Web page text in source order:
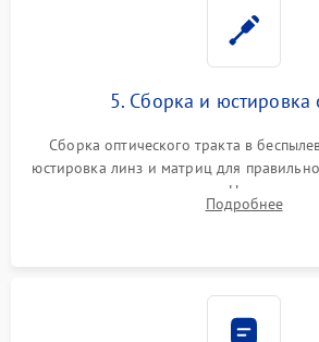
5. Сборка и юстировка
Сборка оптического тракта в
юстировка линз и матриц для
и устранения размытия. Надежное
шлейфов, установка датчиков и
Подробнее